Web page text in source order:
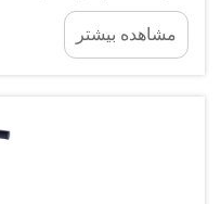
به افراد کار کاریوی
مفاصلشان آسیبی
مردم به دنبال آن
مشاهده بیشتر